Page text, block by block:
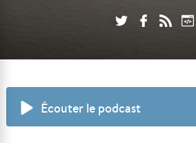
Écouter le podcast